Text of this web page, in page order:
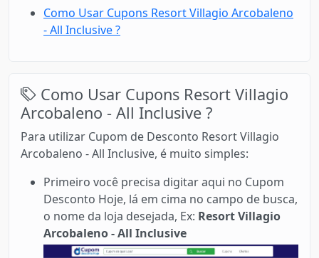
Como Usar Cupons Resort Villagio Arcobaleno
- All Inclusive ?
Como Usar Cupons Resort Villagio
Arcobaleno - All Inclusive ?
Para utilizar Cupom de Desconto Resort Villagio
Arcobaleno - All Inclusive, é muito simples:
Primeiro você precisa digitar aqui no Cupom
Desconto Hoje, lá em cima no campo de busca,
o nome da loja desejada, Ex: Resort Villagio
Arcobaleno - All Inclusive